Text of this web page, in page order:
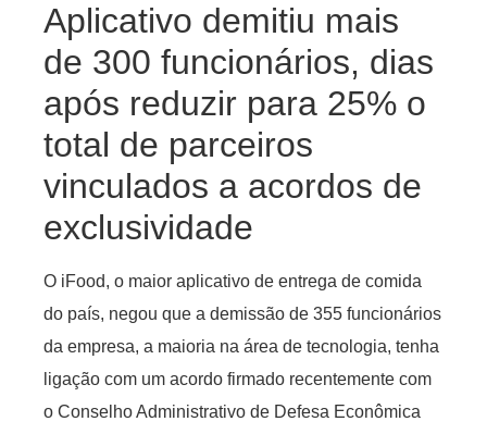
Aplicativo demitiu mais
de 300 funcionários, dias
após reduzir para 25% o
total de parceiros
vinculados a acordos de
exclusividade
O iFood, o maior aplicativo de entrega de comida
do país, negou que a demissão de 355 funcionários
da empresa, a maioria na área de tecnologia, tenha
ligação com um acordo firmado recentemente com
o Conselho Administrativo de Defesa Econômica